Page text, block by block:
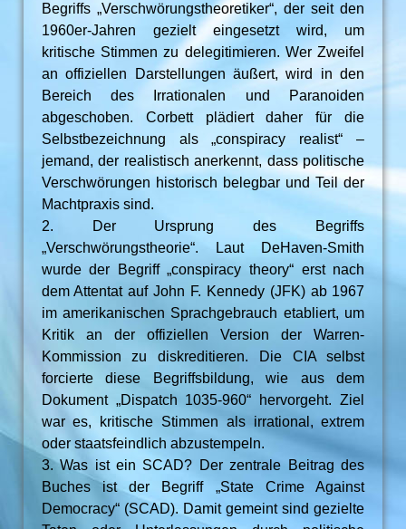
Begriffs „Verschwörungstheoretiker“, der seit den
1960er-Jahren gezielt eingesetzt wird, um
kritische Stimmen zu delegitimieren. Wer Zweifel
an offiziellen Darstellungen äußert, wird in den
Bereich des Irrationalen und Paranoiden
abgeschoben. Corbett plädiert daher für die
Selbstbezeichnung als „conspiracy realist“ –
jemand, der realistisch anerkennt, dass politische
Verschwörungen historisch belegbar und Teil der
Machtpraxis sind.
2. Der Ursprung des Begriffs
„Verschwörungstheorie“. Laut DeHaven-Smith
wurde der Begriff „conspiracy theory“ erst nach
dem Attentat auf John F. Kennedy (JFK) ab 1967
im amerikanischen Sprachgebrauch etabliert, um
Kritik an der offiziellen Version der Warren-
Kommission zu diskreditieren. Die CIA selbst
forcierte diese Begriffsbildung, wie aus dem
Dokument „Dispatch 1035-960“ hervorgeht. Ziel
war es, kritische Stimmen als irrational, extrem
oder staatsfeindlich abzustempeln.
3. Was ist ein SCAD? Der zentrale Beitrag des
Buches ist der Begriff „State Crime Against
Democracy“ (SCAD). Damit gemeint sind gezielte